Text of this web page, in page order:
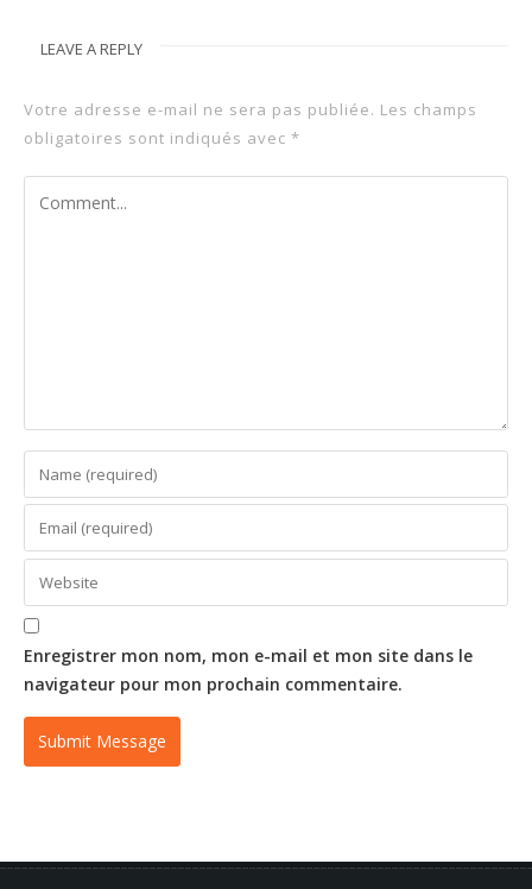
LEAVE A REPLY
Votre adresse e-mail ne sera pas publiée. Les champs
obligatoires sont indiqués avec *
Enregistrer mon nom, mon e-mail et mon site dans le
navigateur pour mon prochain commentaire.